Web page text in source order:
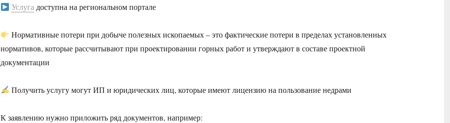
Услуга доступна на региональном портале
Нормативные потери при добыче полезных ископаемых – это фактические потери в пределах установленных
нормативов, которые рассчитывают при проектировании горных работ и утверждают в составе проектной
документации
Получить услугу могут ИП и юридических лиц, которые имеют лицензию на пользование недрами
К заявлению нужно приложить ряд документов, например: